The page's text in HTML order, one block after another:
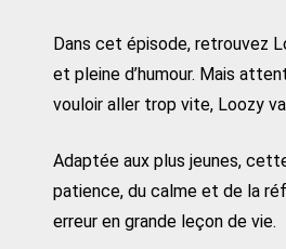
Dans cet épisode, retrouvez
et pleine d’humour. Mais
vouloir aller trop vite, Loozy
Adaptée aux plus jeunes,
patience, du calme et de la
erreur en grande leçon de vie.